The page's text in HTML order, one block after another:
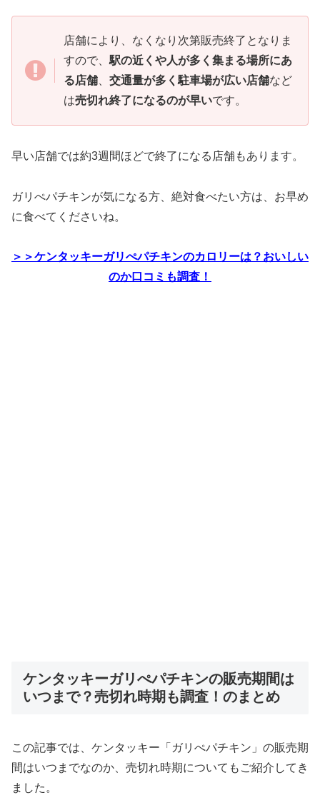
店舗により、なくなり次第販売終了となりま
すので、 駅の近くや人が多く集まる場所にあ
る店舗
交通量が多く駐車場が広い店舗など
は売切れ終了になるのが早いです。
早い店舗では約3週間ほどで終了になる店舗もあります。
ガリぺパチキンが気になる方、絶対食べたい方は、お早め
に食べてくださいね。
＞＞ケンタッキーガリぺパチキンのカロリーは？おいしい
のか口コミも調査！
ケンタッキーガリぺパチキンの販売期間は
いつまで？売切れ時期も調査！のまとめ
この記事では、ケンタッキー「ガリぺパチキン」の販売期
間はいつまでなのか、売切れ時期についてもご紹介してき
ました。